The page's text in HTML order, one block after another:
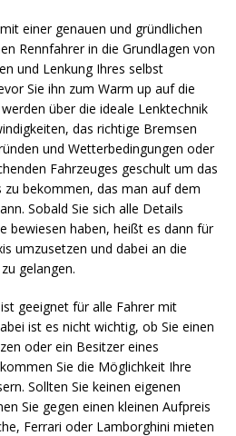
einer genauen und gründlichen
Rennfahrer in die Grundlagen von
und Lenkung Ihres selbst
Sie ihn zum Warm up auf die
über die ideale Lenktechnik
das richtige Bremsen
und Wetterbedingungen oder
Fahrzeuges geschult um das
zu bekommen, das man auf dem
Sobald Sie sich alle Details
bewiesen haben, heißt es dann für
umzusetzen und dabei an die
gelangen.
geeignet für alle Fahrer mit
ist es nicht wichtig, ob Sie einen
oder ein Besitzer eines
Sie die Möglichkeit Ihre
Sollten Sie keinen eigenen
Sie gegen einen kleinen Aufpreis
Ferrari oder Lamborghini mieten